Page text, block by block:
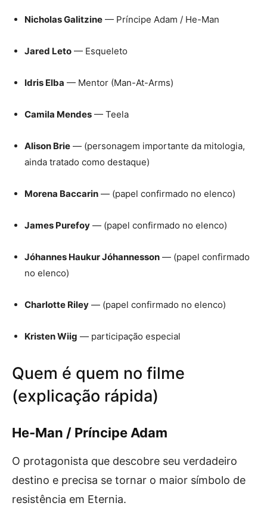
Nicholas Galitzine — Príncipe Adam / He-Man
Jared Leto — Esqueleto
Idris Elba — Mentor (Man-At-Arms)
Camila Mendes — Teela
Alison Brie — (personagem importante da mitologia,
ainda tratado como destaque)
Morena Baccarin — (papel confirmado no elenco)
James Purefoy — (papel confirmado no elenco)
Jóhannes Haukur Jóhannesson — (papel confirmado
no elenco)
Charlotte Riley — (papel confirmado no elenco)
Kristen Wiig — participação especial
Quem é quem no filme
(explicação rápida)
He-Man / Príncipe Adam
O protagonista que descobre seu verdadeiro
destino e precisa se tornar o maior símbolo de
resistência em Eternia.